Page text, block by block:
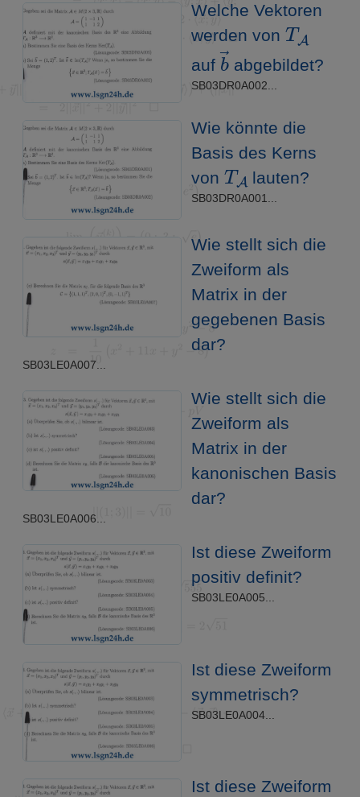
Welche Vektoren
werden von
TA
auf
b →
abgebildet?
SB03DR0A002...
Wie könnte die
Basis des Kerns
von
TA
lauten?
SB03DR0A001...
Wie stellt sich die
Zweiform als
Matrix in der
gegebenen Basis
dar?
SB03LE0A007...
Wie stellt sich die
Zweiform als
Matrix in der
kanonischen Basis
dar?
SB03LE0A006...
Ist diese Zweiform
positiv definit?
SB03LE0A005...
Ist diese Zweiform
symmetrisch?
SB03LE0A004...
Ist diese Zweiform